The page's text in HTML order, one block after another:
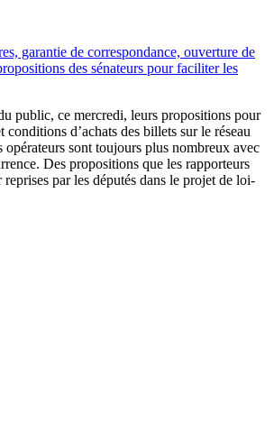
garantie de correspondance, ouverture de
des sénateurs pour faciliter les
public, ce mercredi, leurs propositions pour
conditions d’achats des billets sur le réseau
opérateurs sont toujours plus nombreux avec
Des propositions que les rapporteurs
par les députés dans le projet de loi-